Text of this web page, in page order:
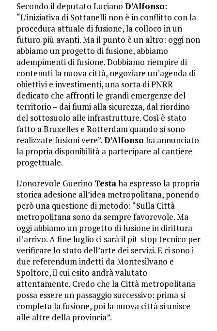
Secondo il deputato Luciano D’Alfonso:
“L’iniziativa di Sottanelli non è in conflitto con la
procedura attuale di fusione, la colloco in un
futuro più avanti. Ma il punto è un altro: oggi non
abbiamo un progetto di fusione, abbiamo
adempimenti di fusione. Dobbiamo riempire di
contenuti la nuova città, negoziare un’agenda di
obiettivi e investimenti, una sorta di PNRR
dedicato che affronti le grandi emergenze del
territorio – dai fiumi alla sicurezza, dal riordino
del sottosuolo alle infrastrutture. Così è stato
fatto a Bruxelles e Rotterdam quando si sono
realizzate fusioni vere”.D’Alfonso ha annunciato
la propria disponibilità a partecipare al cantiere
progettuale.
L’onorevole Guerino Testaha espresso la propria
storica adesione all’idea metropolitana, ponendo
però una questione di metodo: “Sulla Città
metropolitana sono da sempre favorevole. Ma
oggi abbiamo un progetto di fusione in dirittura
d’arrivo. A fine luglio ci sarà il pit-stop tecnico per
verificare lo stato dell’arte dei servizi. E ci sono i
due referendum indetti da Montesilvano e
Spoltore, il cui esito andrà valutato
attentamente. Credo che la Città metropolitana
possa essere un passaggio successivo: prima si
completa la fusione, poi la nuova città si unisce
alle altre della provincia”.